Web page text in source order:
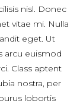
nisl. Donec
vitae mi. Nulla
eget. Ut
arcu euismod
Class aptent
nostra, per
lobortis